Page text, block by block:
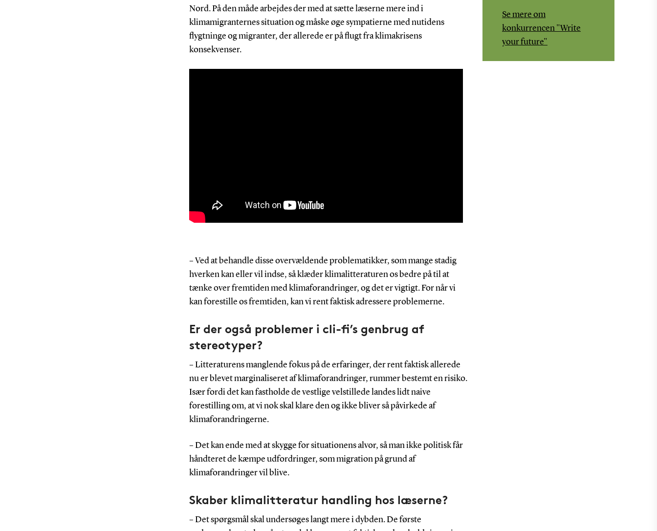
Nord. På den måde arbejdes der med at sætte læserne mere ind i
klimamigranternes situation og måske øge sympatierne med nutidens
flygtninge og migranter, der allerede er på flugt fra klimakrisens
konsekvenser.
– Ved at behandle disse overvældende problematikker, som mange stadig
hverken kan eller vil indse, så klæder klimalitteraturen os bedre på til at
tænke over fremtiden med klimaforandringer, og det er vigtigt. For når vi
kan forestille os fremtiden, kan vi rent faktisk adressere problemerne.
Er der også problemer i cli-fi’s genbrug af
stereotyper?
– Litteraturens manglende fokus på de erfaringer, der rent faktisk allerede
nu er blevet marginaliseret af klimaforandringer, rummer bestemt en risiko.
Især fordi det kan fastholde de vestlige velstillede landes lidt naive
forestilling om, at vi nok skal klare den og ikke bliver så påvirkede af
klimaforandringerne.
– Det kan ende med at skygge for situationens alvor, så man ikke politisk får
håndteret de kæmpe udfordringer, som migration på grund af
klimaforandringer vil blive.
Skaber klimalitteratur handling hos læserne?
– Det spørgsmål skal undersøges langt mere i dybden. De første
Se mere om
konkurrencen "Write
your future"